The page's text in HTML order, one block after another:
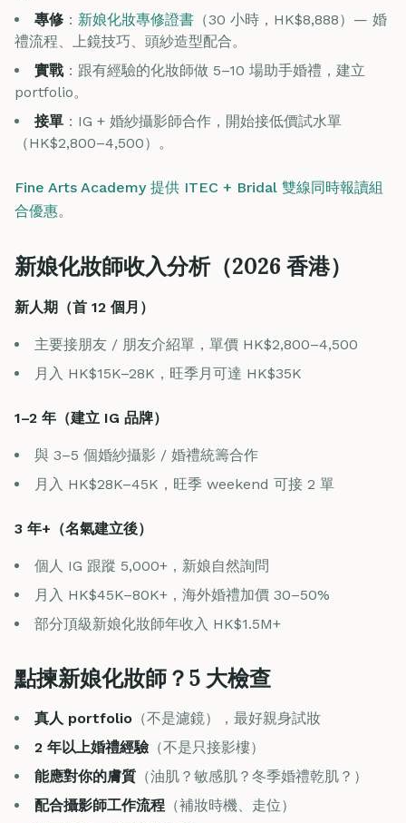
專修 ： 新娘化妝專修證書 （30 小時，HK$8,888）— 婚
禮流程、上鏡技巧、頭紗造型配合。
實戰 ：跟有經驗的化妝師做 5–10 場助手婚禮，建立
portfolio。
接單 ：IG + 婚紗攝影師合作，開始接低價試水單
（HK$2,800–4,500）。
Fine Arts Academy 提供 ITEC + Bridal 雙線同時報讀組
合優惠。
新娘化妝師收入分析（2026 香港）
新人期（首 12 個月）
主要接朋友 / 朋友介紹單，單價 HK$2,800–4,500
月入 HK$15K–28K，旺季月可達 HK$35K
1–2 年（建立 IG 品牌）
與 3–5 個婚紗攝影 / 婚禮統籌合作
月入 HK$28K–45K，旺季 weekend 可接 2 單
3 年+（名氣建立後）
個人 IG 跟蹤 5,000+，新娘自然詢問
月入 HK$45K–80K+，海外婚禮加價 30–50%
部分頂級新娘化妝師年收入 HK$1.5M+
點揀新娘化妝師？5 大檢查
真人 portfolio （不是濾鏡），最好親身試妝
2 年以上婚禮經驗（不是只接影樓）
能應對你的膚質 （油肌？敏感肌？冬季婚禮乾肌？）
配合攝影師工作流程 （補妝時機、走位）